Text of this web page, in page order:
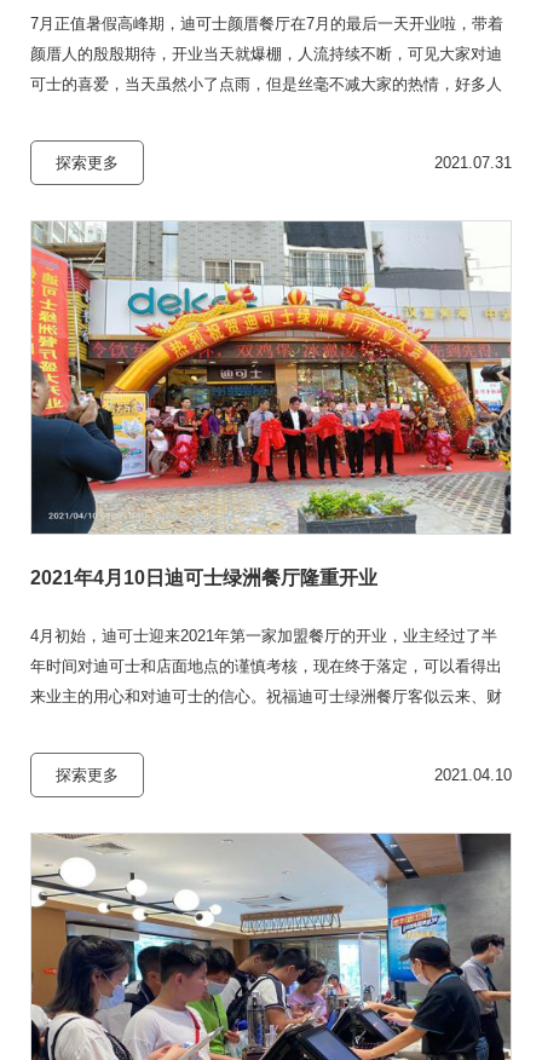
7月正值暑假高峰期，迪可士颜厝餐厅在7月的最后一天开业啦，带着
颜厝人的殷殷期待，开业当天就爆棚，人流持续不断，可见大家对迪
可士的喜爱，当天虽然小了点雨，但是丝毫不减大家的热情，好多人
探索更多 2021.07.31
2021年4月10日迪可士绿洲餐厅隆重开业
4月初始，迪可士迎来2021年第一家加盟餐厅的开业，业主经过了半
年时间对迪可士和店面地点的谨慎考核，现在终于落定，可以看得出
来业主的用心和对迪可士的信心。祝福迪可士绿洲餐厅客似云来、财
探索更多 2021.04.10